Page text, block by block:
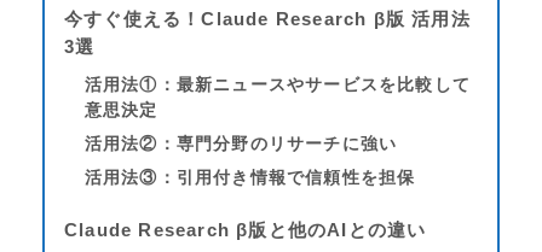
今すぐ使える！Claude Research β版 活用法
3選
活用法①：最新ニュースやサービスを比較して
意思決定
活用法②：専門分野のリサーチに強い
活用法③：引用付き情報で信頼性を担保
Claude Research β版と他のAIとの違い